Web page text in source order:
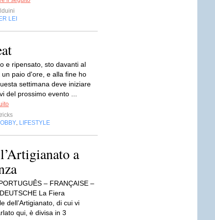
LEI
e ripensato, sto davanti al
paio d'ore, e alla fine ho
settimana deve iniziare
del prossimo evento ...
LIFESTYLE
a
– FRANÇAISE –
La Fiera
dell’Artigianato, di cui vi
qui, è divisa in 3